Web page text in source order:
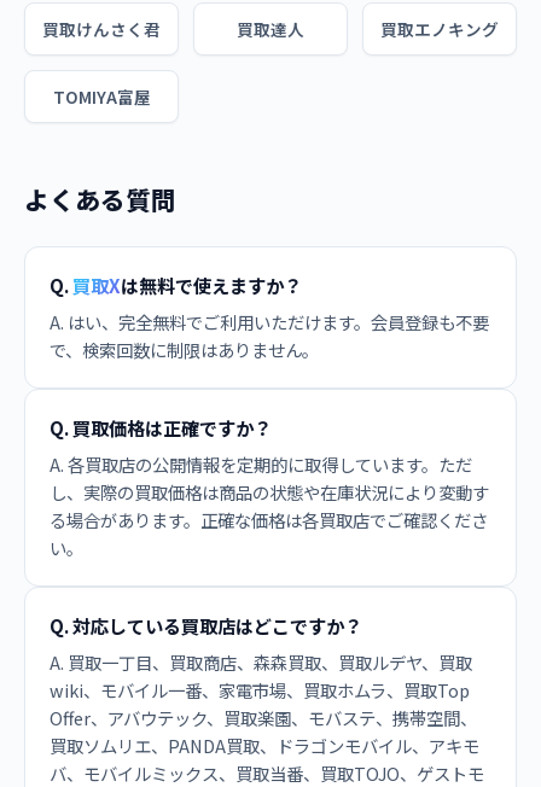
買取けんさく君 買取達人 買取エノキング
TOMIYA富屋
よくある質問
Q.買取Xは無料で使えますか？
A. はい、完全無料でご利用いただけます。会員登録も不要
で、検索回数に制限はありません。
Q. 買取価格は正確ですか？
A. 各買取店の公開情報を定期的に取得しています。ただ
し、実際の買取価格は商品の状態や在庫状況により変動す
る場合があります。正確な価格は各買取店でご確認くださ
い。
Q. 対応している買取店はどこですか？
A. 買取一丁目、買取商店、森森買取、買取ルデヤ、買取
wiki、モバイル一番、家電市場、買取ホムラ、買取Top
Offer、アバウテック、買取楽園、モバステ、携帯空間、
買取ソムリエ、PANDA買取、ドラゴンモバイル、アキモ
バ、モバイルミックス、買取当番、買取TOJO、ゲストモ